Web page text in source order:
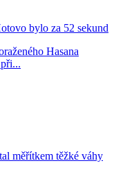
bylo za 52 sekund
Hasana
měřítkem těžké váhy